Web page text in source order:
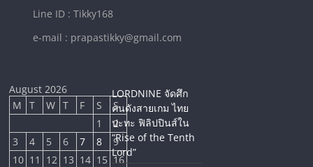
Line ID : Tikky168
e-mail : prapastikky@gmail.com
August 2026
M
T W T F S
S
1
2
3
4 5 6 7 8
9
10 11 12 13 14 15 16
LORDNINE จัดศึก
คนดังสายเกม ไทย
ปะทะ ฟิลิปปินส์ใน
“Rise of the Tenth
Lord”